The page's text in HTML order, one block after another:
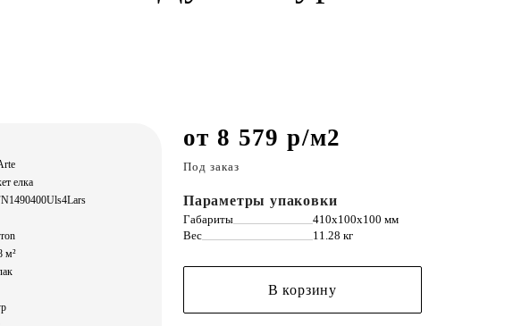
елка
м²
от 8 579 р/м2
Под заказ
Параметры упаковки
Габариты
410х100х100 мм
Вес
11.28 кг
В корзину